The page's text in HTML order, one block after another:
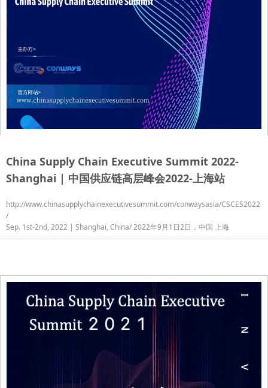
China Supply Chain Executive Summit 2022-
Shanghai | 中国供应链高层峰会2022-上海站
http://www.chinasupplychainexecutivesummit.com/conwaysasia/CSCES2022
/
Sep. 1st-2nd, 2022 | Shanghai, China/ 2022年9月1日2日，中国 上海